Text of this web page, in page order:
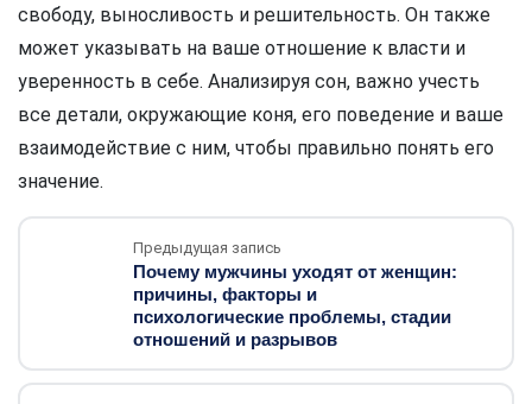
свободу, выносливость и решительность. Он также
может указывать на ваше отношение к власти и
уверенность в себе. Анализируя сон, важно учесть
все детали, окружающие коня, его поведение и ваше
взаимодействие с ним, чтобы правильно понять его
значение.
Предыдущая запись
Почему мужчины уходят от женщин:
причины, факторы и
психологические проблемы, стадии
отношений и разрывов